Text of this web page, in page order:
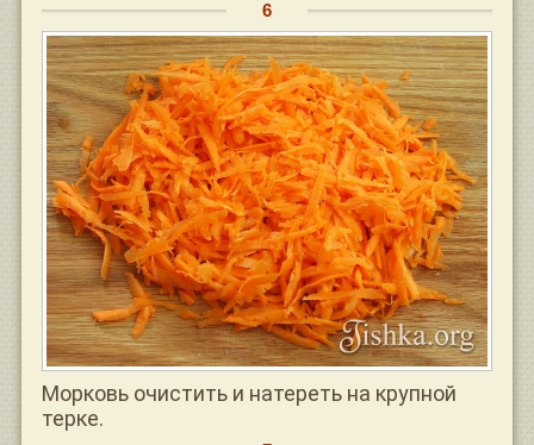
Морковь очистить и натереть на крупной
терке.